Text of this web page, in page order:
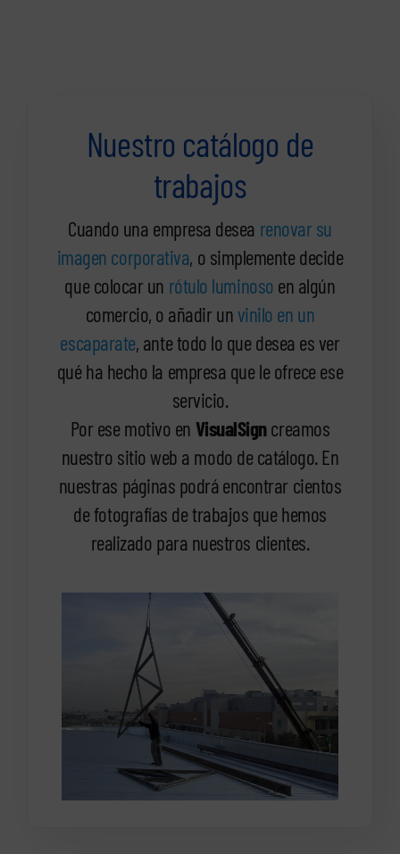
Nuestro catálogo de
trabajos
Cuando una empresa desea renovar su
imagen corporativa, o simplemente decide
que colocar un rótulo luminoso en algún
comercio, o añadir unvinilo en un
escaparate, ante todo lo que desea es ver
qué ha hecho la empresa que le ofrece ese
servicio.
Por ese motivo en VisualSigncreamos
nuestro sitio web a modo de catálogo. En
nuestras páginas podrá encontrar cientos
de fotografías de trabajos que hemos
realizado para nuestros clientes.